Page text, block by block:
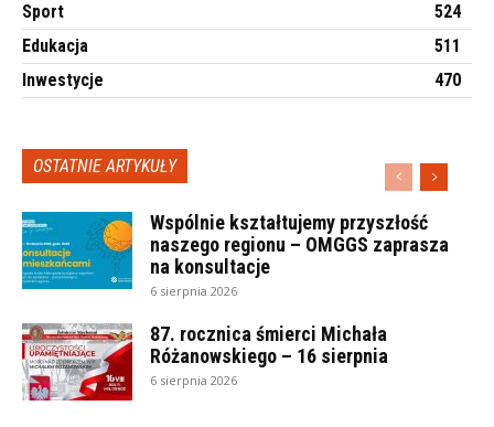
Sport
524
Edukacja
511
Inwestycje
470
OSTATNIE ARTYKUŁY
Wspólnie kształtujemy przyszłość
naszego regionu – OMGGS zaprasza
na konsultacje
6 sierpnia 2026
87. rocznica śmierci Michała
Różanowskiego – 16 sierpnia
6 sierpnia 2026